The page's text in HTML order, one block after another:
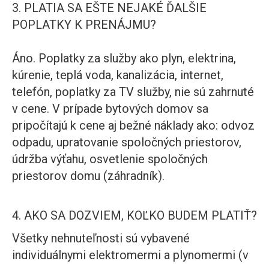
3. PLATIA SA EŠTE NEJAKÉ ĎALŠIE
POPLATKY K PRENÁJMU?
Áno. Poplatky za služby ako plyn, elektrina,
kúrenie, teplá voda, kanalizácia, internet,
telefón, poplatky za TV služby, nie sú zahrnuté
v cene. V prípade bytových domov sa
pripočítajú k cene aj bežné náklady ako: odvoz
odpadu, upratovanie spoločných priestorov,
údržba výťahu, osvetlenie spoločných
priestorov domu (záhradník).
4. AKO SA DOZVIEM, KOĽKO BUDEM PLATIŤ?
Všetky nehnuteľnosti sú vybavené
individuálnymi elektromermi a plynomermi (v